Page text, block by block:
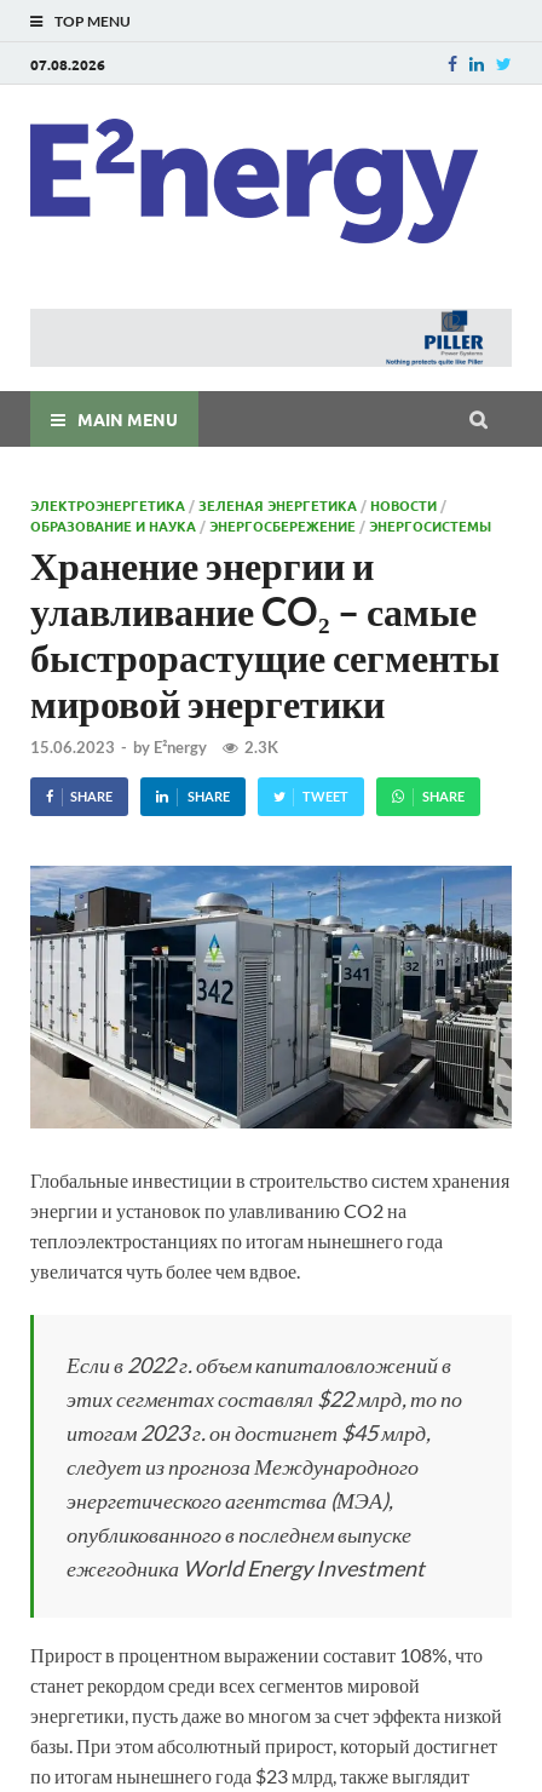
TOP MENU
07.08.2026
MAIN MENU
ЭЛЕКТРОЭНЕРГЕТИКА /ЗЕЛЕНАЯ ЭНЕРГЕТИКА /НОВОСТИ /
ОБРАЗОВАНИЕ И НАУКА /ЭНЕРГОСБЕРЕЖЕНИЕ /ЭНЕРГОСИСТЕМЫ
Хранение энергии и
улавливание CO₂ – самые
быстрорастущие сегменты
мировой энергетики
15.06.2023 - by E²nergy 2.3K
SHARE SHARE TWEET SHARE
Глобальные инвестиции в строительство систем хранения
энергии и установок по улавливанию CO2 на
теплоэлектростанциях по итогам нынешнего года
увеличатся чуть более чем вдвое.
Если в 2022 г. объем капиталовложений в
этих сегментах составлял $22 млрд, то по
итогам 2023 г. он достигнет $45 млрд,
следует из прогноза Международного
энергетического агентства (МЭА),
опубликованного в последнем выпуске
ежегодника World Energy Investment
Прирост в процентном выражении составит 108%, что
станет рекордом среди всех сегментов мировой
энергетики, пусть даже во многом за счет эффекта низкой
базы. При этом абсолютный прирост, который достигнет
по итогам нынешнего года $23 млрд, также выглядит